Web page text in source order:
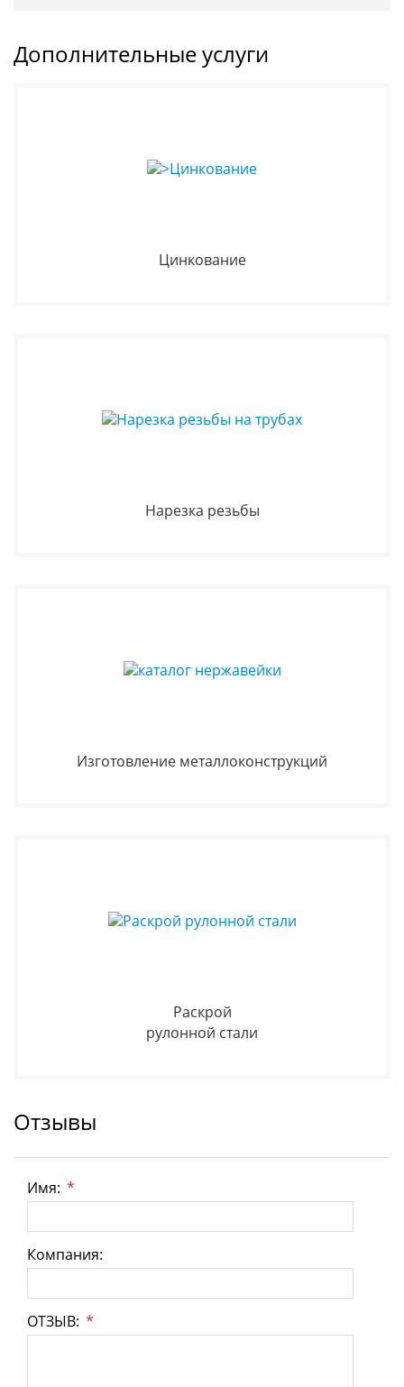
Дополнительные услуги
Цинкование
Нарезка резьбы
Изготовление металлоконструкций
Раскрой
рулонной стали
Отзывы
Имя: *
Компания:
ОТЗЫВ: *